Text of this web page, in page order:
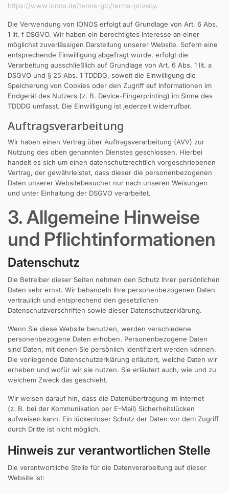
https://www.ionos.de/terms-gtc/terms-privacy.
Die Verwendung von IONOS erfolgt auf Grundlage von Art. 6 Abs.
1 lit. f DSGVO. Wir haben ein berechtigtes Interesse an einer
möglichst zuverlässigen Darstellung unserer Website. Sofern eine
entsprechende Einwilligung abgefragt wurde, erfolgt die
Verarbeitung ausschließlich auf Grundlage von Art. 6 Abs. 1 lit. a
DSGVO und § 25 Abs. 1 TDDDG, soweit die Einwilligung die
Speicherung von Cookies oder den Zugriff auf Informationen im
Endgerät des Nutzers (z. B. Device-Fingerprinting) im Sinne des
TDDDG umfasst. Die Einwilligung ist jederzeit widerrufbar.
Auftragsverarbeitung
Wir haben einen Vertrag über Auftragsverarbeitung (AVV) zur
Nutzung des oben genannten Dienstes geschlossen. Hierbei
handelt es sich um einen datenschutzrechtlich vorgeschriebenen
Vertrag, der gewährleistet, dass dieser die personenbezogenen
Daten unserer Websitebesucher nur nach unseren Weisungen
und unter Einhaltung der DSGVO verarbeitet.
3. Allgemeine Hinweise
und Pflicht­informationen
Datenschutz
Die Betreiber dieser Seiten nehmen den Schutz Ihrer persönlichen
Daten sehr ernst. Wir behandeln Ihre personenbezogenen Daten
vertraulich und entsprechend den gesetzlichen
Datenschutzvorschriften sowie dieser Datenschutzerklärung.
Wenn Sie diese Website benutzen, werden verschiedene
personenbezogene Daten erhoben. Personenbezogene Daten
sind Daten, mit denen Sie persönlich identifiziert werden können.
Die vorliegende Datenschutzerklärung erläutert, welche Daten wir
erheben und wofür wir sie nutzen. Sie erläutert auch, wie und zu
welchem Zweck das geschieht.
Wir weisen darauf hin, dass die Datenübertragung im Internet
(z. B. bei der Kommunikation per E-Mail) Sicherheitslücken
aufweisen kann. Ein lückenloser Schutz der Daten vor dem Zugriff
durch Dritte ist nicht möglich.
Hinweis zur verantwortlichen Stelle
Die verantwortliche Stelle für die Datenverarbeitung auf dieser
Website ist: